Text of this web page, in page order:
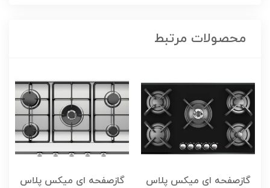
محصولات مرتبط
گازصفحه ای میکس پلاس
گازصفحه ای میکس پلاس